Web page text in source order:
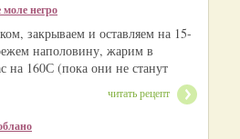
негро
закрываем и оставляем на 15-
наполовину, жарим в
на 160С (пока они не станут
читать рецепт